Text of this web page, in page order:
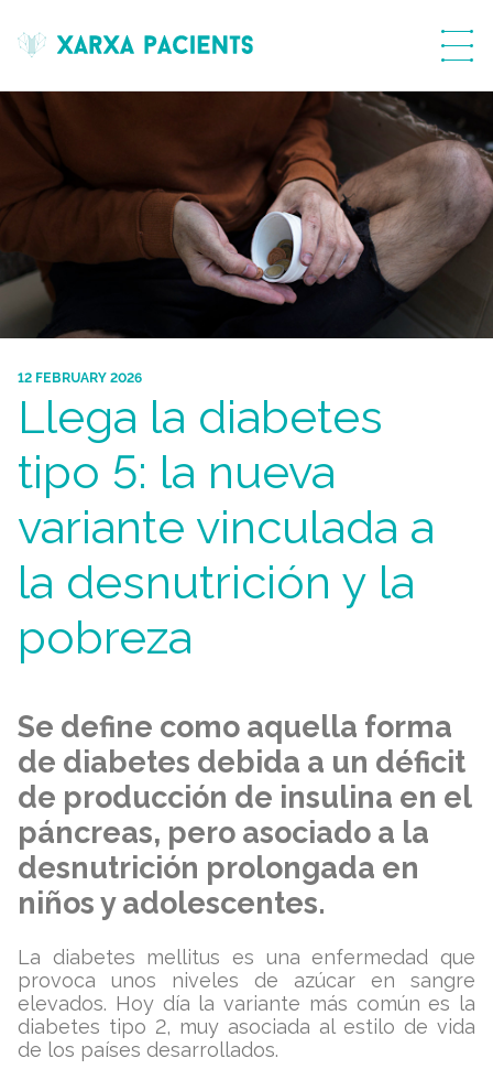
12 FEBRUARY 2026
Llega la diabetes
tipo 5: la nueva
variante vinculada a
la desnutrición y la
pobreza
Se define como aquella forma
de diabetes debida a un déficit
de producción de insulina en el
páncreas, pero asociado a la
desnutrición prolongada en
niños y adolescentes.
La diabetes mellitus es una enfermedad que
provoca unos niveles de azúcar en sangre
elevados. Hoy día la variante más común es la
diabetes tipo 2, muy asociada al estilo de vida
de los países desarrollados.